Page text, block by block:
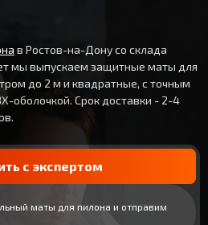
в Ростов-на-Дону со склада
мы выпускаем защитные маты для
до 2 м и квадратные, с точным
оболочкой. Срок доставки - 2-4
с экспертом
маты для пилона и отправим